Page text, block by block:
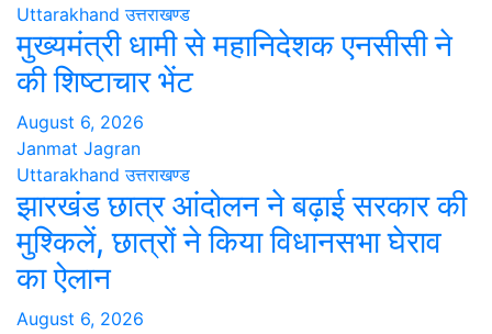
Uttarakhand उत्तराखण्ड
मुख्यमंत्री धामी से महानिदेशक एनसीसी ने
की शिष्टाचार भेंट
August 6, 2026
Janmat Jagran
Uttarakhand उत्तराखण्ड
झारखंड छात्र आंदोलन ने बढ़ाई सरकार की
मुश्किलें, छात्रों ने किया विधानसभा घेराव
का ऐलान
August 6, 2026